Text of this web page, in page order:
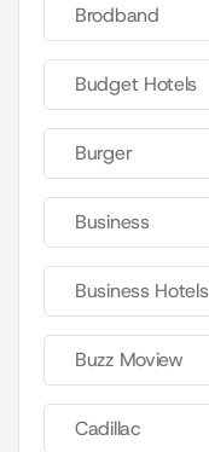
Brodband
Budget Hotels
Burger
Business
Business Hotels
Buzz Moview
Cadillac